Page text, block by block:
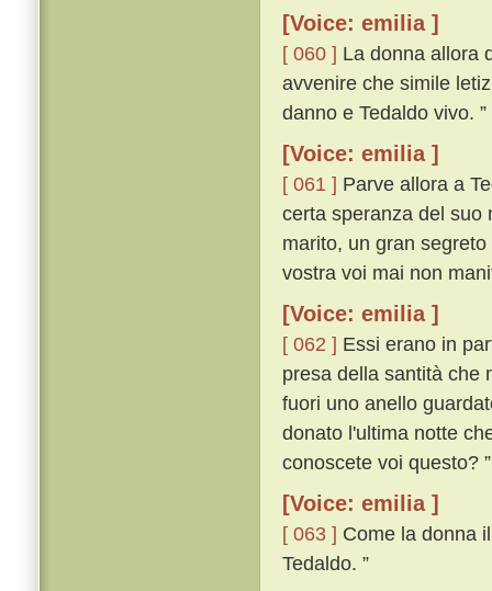
[Voice: emilia ]
[ 060 ] La donna allora
avvenire che simile
danno e Tedaldo vivo. ”
[Voice: emilia ]
[ 061 ] Parve allora a
certa speranza del suo
marito, un gran
vostra voi mai non
[Voice: emilia ]
[ 062 ] Essi erano in
presa della santità che
fuori uno anello
donato l'ultima notte
conoscete voi questo? ”
[Voice: emilia ]
[ 063 ] Come la donna
Tedaldo. ”